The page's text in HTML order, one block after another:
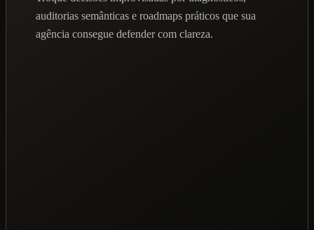
auditorias semânticas e roadmaps práticos que sua
agência consegue defender com clareza.